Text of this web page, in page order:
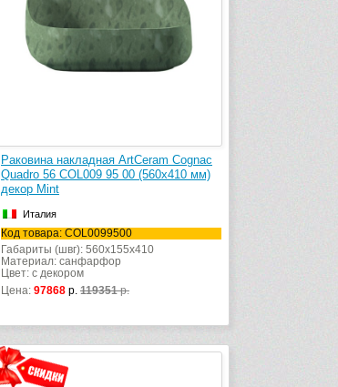
Раковина накладная ArtCeram Cognac
Quadro 56 COL009 95 00 (560х410 мм)
декор Mint
Италия
Код товара: COL0099500
Габариты (швг): 560x155x410
Материал: санфарфор
Цвет: с декором
Цена: 97868 р. 119351р.